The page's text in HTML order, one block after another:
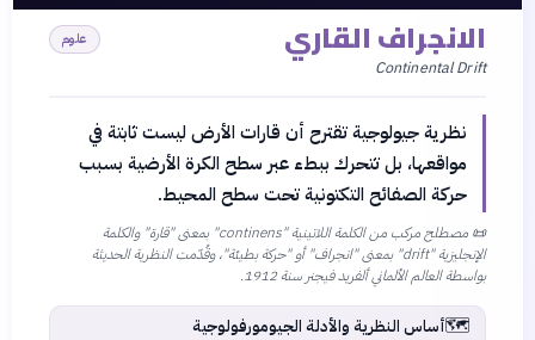
الانجراف القاري
Continental Drift
علوم
نظرية جيولوجية تقترح أن قارات الأرض ليست ثابتة في
مواقعها، بل تتحرك ببطء عبر سطح الكرة الأرضية بسبب
حركة الصفائح التكتونية تحت سطح المحيط.
📜
مصطلح مركب من الكلمة اللاتينية "continens" بمعنى "قارة" والكلمة
الإنجليزية "drift" بمعنى "انجراف" أو "حركة بطيئة"، وقُدّمت النظرية الحديثة
بواسطة العالم الألماني ألفريد فيجنر سنة 1912.
🗺️أساس النظرية والأدلة الجيومورفولوجية